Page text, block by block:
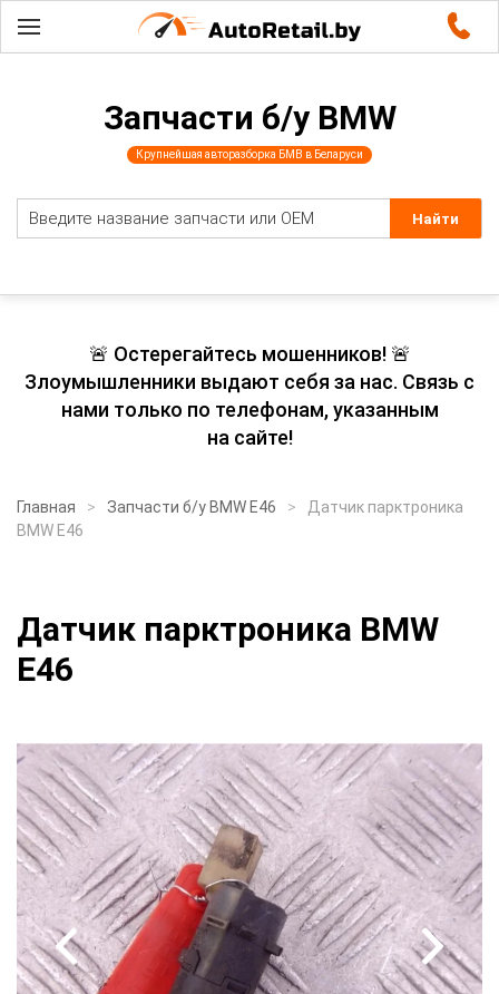
Запчасти б/у BMW
Крупнейшая авторазборка БМВ в Беларуси
🚨 Остерегайтесь мошенников! 🚨
Злоумышленники выдают себя за нас. Связь с
нами только по телефонам, указанным
на сайте!
Главная Запчасти б/у BMW E46
Датчик парктроника
BMW E46
Датчик парктроника BMW
E46